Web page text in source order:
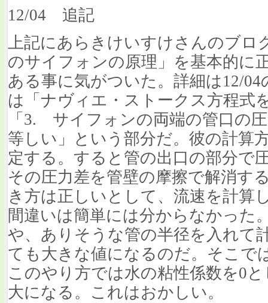
12/04 追記
上記にあらきけいすけさんのブロ
のサイフォンの原理」を基本的に
ある事に気がついた。詳細は12/
は「ナヴィエ・ストークス方程式
「3. サイフォンの両端の管口の
等しい」という部分だ。彼の計算
定する。すると管の出口の部分で
その圧力差を管壁の摩擦で解消す
き方は正しいとして、流速を計算
間違いは簡単には分からなかった
や、ありそうな管の半径を入れて
ても大きな値になるのだ。そこで
このやり方では水の粘性係数を0
大になる。これはおかしい。